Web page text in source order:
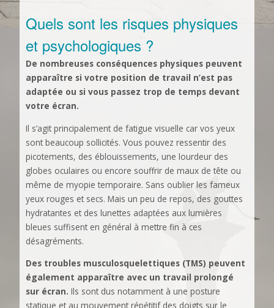
Quels sont les risques physiques
et psychologiques ?
De nombreuses conséquences physiques peuvent
apparaître si votre position de travail n’est pas
adaptée ou si vous passez trop de temps devant
votre écran.
Il s’agit principalement de fatigue visuelle car vos yeux
sont beaucoup sollicités. Vous pouvez ressentir des
picotements, des éblouissements, une lourdeur des
globes oculaires ou encore souffrir de maux de tête ou
même de myopie temporaire. Sans oublier les fameux
yeux rouges et secs. Mais un peu de repos, des gouttes
hydratantes et des lunettes adaptées aux lumières
bleues suffisent en général à mettre fin à ces
désagréments.
Des troubles musculosquelettiques (TMS) peuvent
également apparaître avec un travail prolongé
sur écran.Ils sont dus notamment à une posture
statique et au mouvement répétitif des doigts sur le